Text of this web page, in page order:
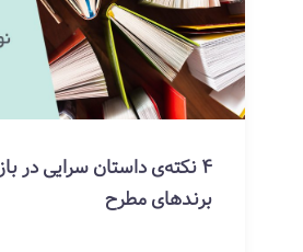
4 نکته‌ی داستان سرایی در
برندهای مطرح